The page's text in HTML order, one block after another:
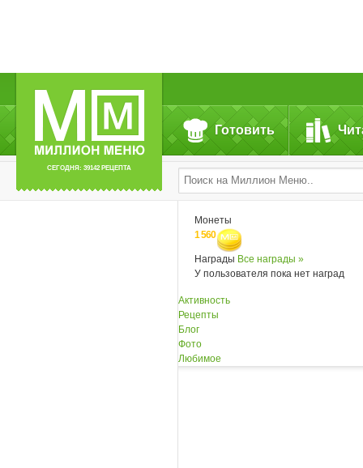
СЕГОДНЯ: 39142 РЕЦЕПТА
Готовить
Монеты
1 560
Награды Все награды »
У пользователя пока нет наград
Активность
Рецепты
Блог
Фото
Любимое